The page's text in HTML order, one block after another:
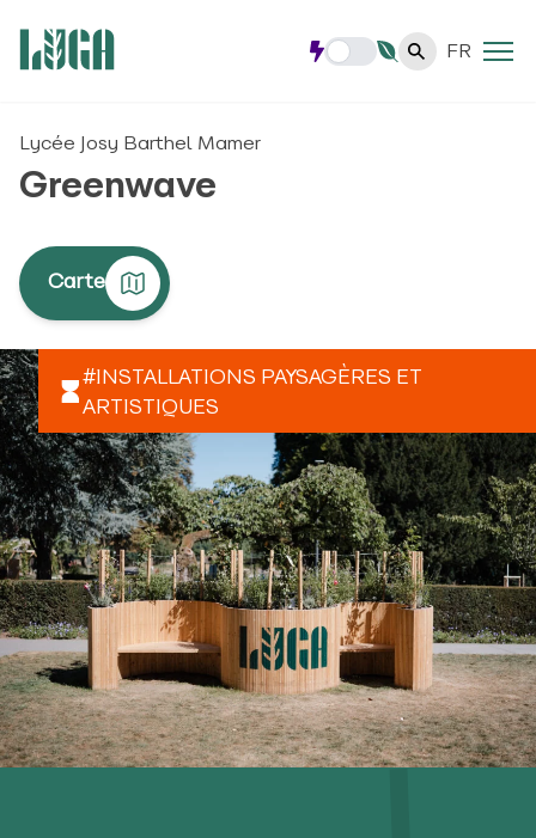
FR
#INSTALLATIONS PAYSAGÈRES ET
ARTISTIQUES
Lycée Josy Barthel Mamer
Greenwave
Carte